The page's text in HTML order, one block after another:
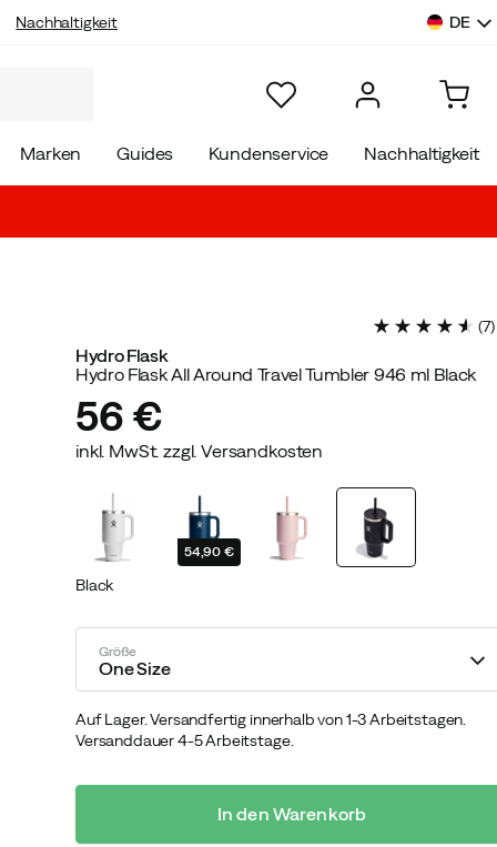
Nachhaltigkeit DE
Marken Guides Kundenservice Nachhaltigkeit
(7)
Hydro Flask
Hydro Flask All Around Travel Tumbler 946 ml Black
56 €
inkl. MwSt. zzgl. Versandkosten
54,90 €
Black
Größe
One Size
Auf Lager. Versandfertig innerhalb von 1-3 Arbeitstagen.
Versanddauer 4-5 Arbeitstage.
In den Warenkorb